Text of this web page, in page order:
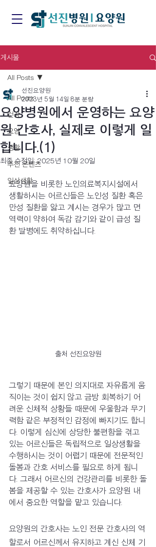
게시물
All Posts
건강
요양
생활
추천 콘텐츠
일상생활
All Posts
요양병원에서 운영하는 요양
원 간호사, 실제로 이렇게 일
합니다.(1)
선진요양원
2023년 5월 14일 8분 분량
최종 수정일:2025년 10월 20일
요양원을 비롯한 노인의료복지시설에서
생활하시는 어르신들은 노인성 질환 혹은
만성 질환을 앓고 계시는 경우가 많고 면
역력이 약하여 독감 감기와 같이 급성 질
환 발병에도 취약하십니다.
출처 선진요양원
그렇기 때문에 본인 의지대로 자유롭게 움
직이는 것이 쉽지 않고 금방 회복하기 어
려운 신체적 상황들 때문에 우울함과 무기
력함 같은 부정적인 감정에 빠지기도 합니
다. 이렇게 심신에 상당한 불편함을 겪고
있는 어르신들은 독립적으로 일상생활을
수행하시는 것이 어렵기 때문에 전문적인
돌봄과 간호 서비스를 필요로 하게 됩니
다. 그래서 어르신의 건강관리를 비롯한 돌
봄을 제공할 수 있는 간호사가 요양원 내
에서 중요한 역할을 맡고 있습니다.
요양원의 간호사는 노인 전문 간호사의 역
할로서 어르신께서 유지하고 계신 신체 기